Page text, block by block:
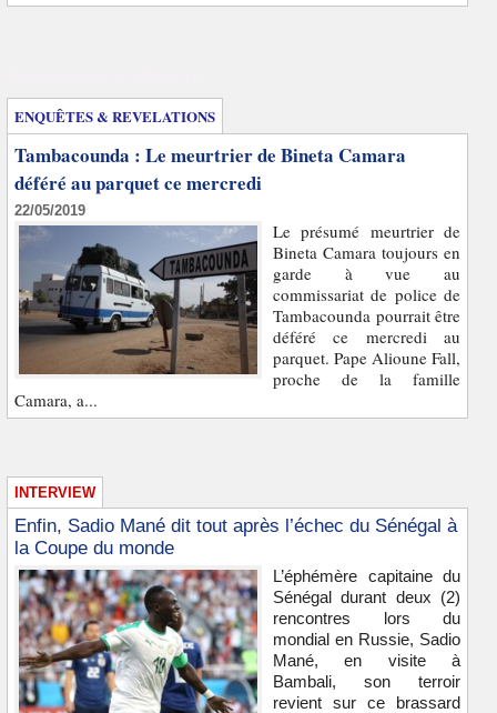
ENQUÊTES & REVELATIONS
Tambacounda : Le meurtrier de Bineta Camara
déféré au parquet ce mercredi
22/05/2019
Le présumé meurtrier de
Bineta Camara toujours en
garde à vue au
commissariat de police de
Tambacounda pourrait être
déféré ce mercredi au
parquet. Pape Alioune Fall,
proche de la famille
Camara, a...
INTERVIEW
Enfin, Sadio Mané dit tout après l’échec du Sénégal à
la Coupe du monde
L’éphémère capitaine du
Sénégal durant deux (2)
rencontres lors du
mondial en Russie, Sadio
Mané, en visite à
Bambali, son terroir
revient sur ce brassard